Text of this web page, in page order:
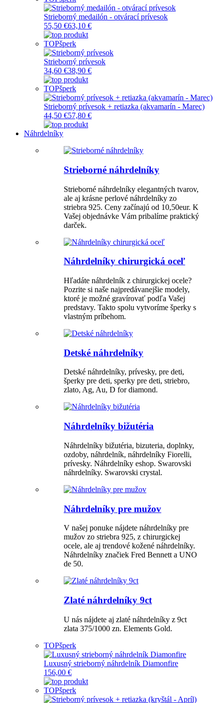
Strieborný medailón - otvárací prívesok
55,50 €63,10 €
TOPšperk
Strieborný prívesok
34,60 €38,90 €
TOPšperk
Strieborný prívesok + retiazka (akvamarín - Marec)
44,50 €57,80 €
Náhrdelníky
Strieborné náhrdelníky
Strieborné náhrdelníky elegantných tvarov,
ale aj krásne perlové náhrdelníky zo
striebra 925. Ceny začínajú od 10,50eur. K
Vašej objednávke Vám pribalíme praktický
darček.
Náhrdelníky chirurgická oceľ
Hľadáte náhrdelník z chirurgickej ocele?
Pozrite si naše najpredávanejšie modely,
ktoré je možné gravírovať podľa Vašej
predstavy. Takto spolu vytvoríme šperky s
vlastným príbehom.
Detské náhrdelníky
Detské náhrdelníky, prívesky, pre deti,
šperky pre deti, sperky pre deti, striebro,
zlato, Ag, Au, D for diamond.
Náhrdelníky bižutéria
Náhrdelníky bižutéria, bizuteria, doplnky,
ozdoby, náhrdelník, náhrdelníky Fiorelli,
prívesky. Náhrdelníky eshop. Swarovski
náhrdelníky. Swarovski crystal.
Náhrdelníky pre mužov
V našej ponuke nájdete náhrdelníky pre
mužov zo striebra 925, z chirurgickej
ocele, ale aj trendové kožené náhrdelníky.
Náhrdelníky značiek Fred Bennett a UNO
de 50.
Zlaté náhrdelníky 9ct
U nás nájdete aj zlaté náhrdelníky z 9ct
zlata 375/1000 zn. Elements Gold.
TOPšperk
Luxusný strieborný náhrdelník Diamonfire
156,00 €
TOPšperk